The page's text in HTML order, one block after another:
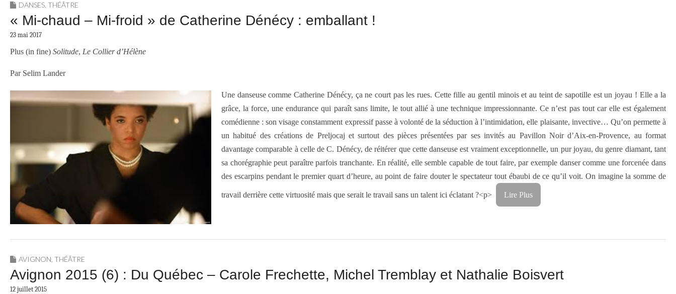
DANSES THÉÂTRE
« Mi-chaud – Mi-froid » de Catherine Dénécy : emballant !
23 mai 2017
Plus (in fine) Solitude, Le Collier d’Hélène
Par Selim Lander
Une danseuse comme Catherine Dénécy, ça ne court pas les rues. Cette fille au gentil minois et au teint de sapotille est un joyau ! Elle a la
grâce, la force, une endurance qui paraît sans limite, le tout allié à une technique impressionnante. Ce n’est pas tout car elle est également
comédienne : son visage constamment expressif passe à volonté de la séduction à l’intimidation, elle plaisante, invective… Qu’on permette à
un habitué des créations de Preljocaj et surtout des pièces présentées par ses invités au Pavillon Noir d’Aix-en-Provence, au format
davantage comparable à celle de C. Dénécy, de réitérer que cette danseuse est vraiment exceptionnelle, un pur joyau, du genre diamant, tant
sa chorégraphie peut paraître parfois tranchante. En réalité, elle semble capable de tout faire, par exemple danser comme une forcenée dans
des escarpins pendant le premier quart d’heure, au point de faire douter le spectateur tout ébaubi de ce qu’il voit. On imagine la somme de
travail derrière cette virtuosité mais que serait le travail sans un talent ici éclatant ?<p> Lire Plus
AVIGNON THÉÂTRE
Avignon 2015 (6) : Du Québec – Carole Frechette, Michel Tremblay et Nathalie Boisvert
12 juillet 2015